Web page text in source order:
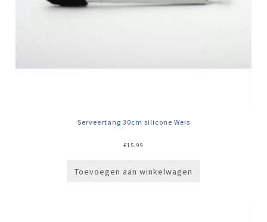
Serveertang 30cm silicone Weis
€15,99
Toevoegen aan winkelwagen